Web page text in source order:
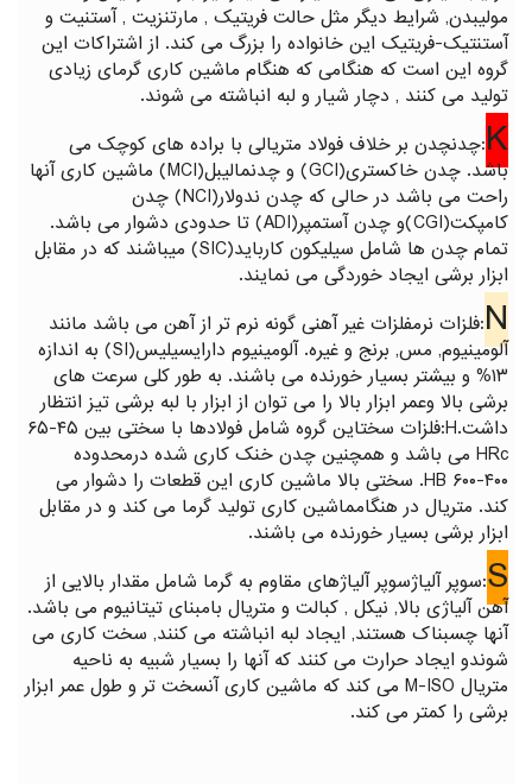
مولیبدن, شرایط دیگر مثل حالت فریتیک , مارتنزیت , آستنیت و
آستنتیک-فریتیک این خانواده را بزرگ می کند. از اشتراکات این
گروه این است که هنگامی که هنگام ماشین کاری گرمای زیادی
تولید می کنند , دچار شیار و لبه انباشته می شوند.
K:چدنچدن بر خلاف فولاد متریالی با براده های کوچک می
باشد. چدن خاکستری(GCI) و چدنمالیبل(MCI) ماشین کاری آنها
راحت می باشد در حالی که چدن ندولار(NCI) چدن
کامپکت(CGI)و چدن آستمپر(ADI) تا حدودی دشوار می باشد.
تمام چدن ها شامل سیلیکون کارباید(SIC) میباشند که در مقابل
ابزار برشی ایجاد خوردگی می نمایند.
N:فلزات نرمفلزات غیر آهنی گونه نرم تر از آهن می باشد مانند
آلومینیوم, مس, برنج و غیره. آلومینیوم دارایسیلیس(SI) به اندازه
۱۳% و بیشتر بسیار خورنده می باشند. به طور کلی سرعت های
برشی بالا وعمر ابزار بالا را می توان از ابزار با لبه برشی تیز انتظار
داشت.H:فلزات سختاین گروه شامل فولادها با سختی بین ۴۵-۶۵
HRc می باشد و همچنین چدن خنک کاری شده درمحدوده
۴۰۰-۶۰۰ HB. سختی بالا ماشین کاری این قطعات را دشوار می
کند. متریال در هنگامماشین کاری تولید گرما می کند و در مقابل
ابزار برشی بسیار خورنده می باشند.
S:سوپر آلیاژسوپر آلیاژهای مقاوم به گرما شامل مقدار بالایی از
آهن آلیاژی بالا, نیکل , کبالت و متریال بامبنای تیتانیوم می باشد.
آنها چسبناک هستند, ایجاد لبه انباشته می کنند, سخت کاری می
شوندو ایجاد حرارت می کنند که آنها را بسیار شبیه به ناحیه
متریال M-ISO می کند که ماشین کاری آنسخت تر و طول عمر ابزار
برشی را کمتر می کند.